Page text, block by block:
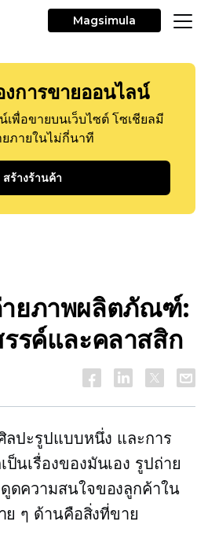
Magsimula
การขายออนไลน์
เพื่อขายบนเว็บไซต์ โซเชียลมี
ภายในไม่กี่นาที
สร้างร้านค้า
ายภาพผลิตภัณฑ์:
รรค์และคลาสสิก
ลปะรูปแบบหนึ่ง และการ
นเรื่องของมันเอง รูปถ่าย
ความสนใจของลูกค้าใน
ๆ ด้านคือสิ่งที่ขาย